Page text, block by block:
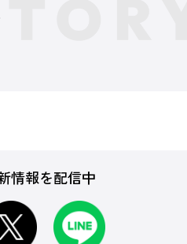
情報を配信中